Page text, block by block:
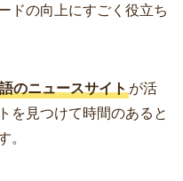
ドの向上にすごく役立ち
のニュースサイトが活
を見つけて時間のあると
。